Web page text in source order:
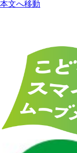
本文へ移動